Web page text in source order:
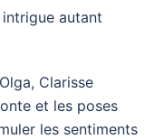
autant
Clarisse
et les poses
les sentiments